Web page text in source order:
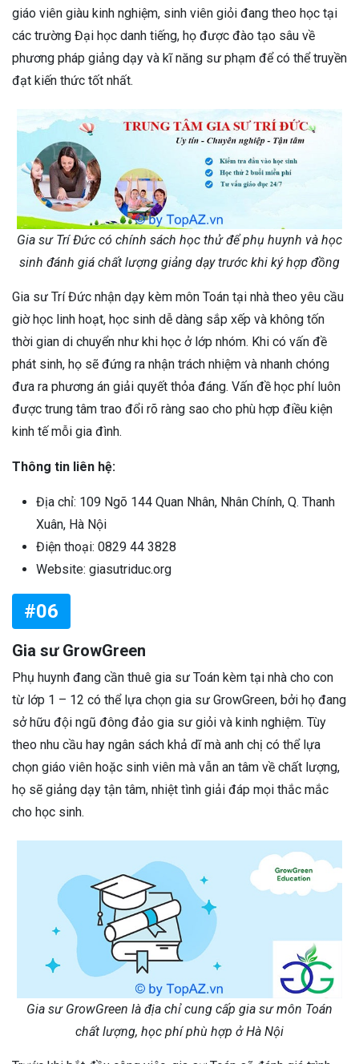
giáo viên giàu kinh nghiệm, sinh viên giỏi đang theo học tại
các trường Đại học danh tiếng, họ được đào tạo sâu về
phương pháp giảng dạy và kĩ năng sư phạm để có thể truyền
đạt kiến thức tốt nhất.
Gia sư Trí Đức có chính sách học thử để phụ huynh và học
sinh đánh giá chất lượng giảng dạy trước khi ký hợp đồng
Gia sư Trí Đức nhận dạy kèm môn Toán tại nhà theo yêu cầu
giờ học linh hoạt, học sinh dễ dàng sắp xếp và không tốn
thời gian di chuyển như khi học ở lớp nhóm. Khi có vấn đề
phát sinh, họ sẽ đứng ra nhận trách nhiệm và nhanh chóng
đưa ra phương án giải quyết thỏa đáng. Vấn đề học phí luôn
được trung tâm trao đổi rõ ràng sao cho phù hợp điều kiện
kinh tế mỗi gia đình.
Thông tin liên hệ:
Địa chỉ: 109 Ngõ 144 Quan Nhân, Nhân Chính, Q. Thanh
Xuân, Hà Nội
Điện thoại: 0829 44 3828
Website: giasutriduc.org
#06
Gia sư GrowGreen
Phụ huynh đang cần thuê gia sư Toán kèm tại nhà cho con
từ lớp 1 – 12 có thể lựa chọn gia sư GrowGreen, bởi họ đang
sở hữu đội ngũ đông đảo gia sư giỏi và kinh nghiệm. Tùy
theo nhu cầu hay ngân sách khả dĩ mà anh chị có thể lựa
chọn giáo viên hoặc sinh viên mà vẫn an tâm về chất lượng,
họ sẽ giảng dạy tận tâm, nhiệt tình giải đáp mọi thắc mắc
cho học sinh.
Gia sư GrowGreen là địa chỉ cung cấp gia sư môn Toán
chất lượng, học phí phù hợp ở Hà Nội